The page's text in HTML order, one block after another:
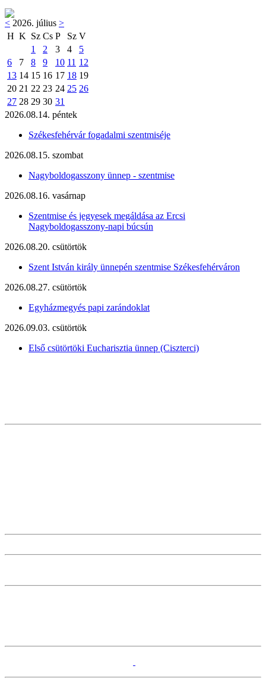
< 2026. július >
H K Sz Cs P Sz V
1
2 3 4
5
6
7 8 9 10 11 12
13 14 15 16 17 18 19
20 21 22 23 24 25 26
27 28 29 30 31
2026.08.14. péntek
Székesfehérvár fogadalmi szentmiséje
2026.08.15. szombat
Nagyboldogasszony ünnep - szentmise
2026.08.16. vasárnap
Szentmise és jegyesek megáldása az Ercsi
Nagyboldogasszony-napi búcsún
2026.08.20. csütörtök
Szent István király ünnepén szentmise Székesfehérváron
2026.08.27. csütörtök
Egyházmegyés papi zarándoklat
2026.09.03. csütörtök
Első csütörtöki Eucharisztia ünnep (Ciszterci)